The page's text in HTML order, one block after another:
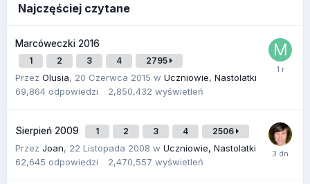
Najczęściej czytane
Marcóweczki 2016
1 2 3 4 2795
Przez Olusia, 20 Czerwca 2015 w Uczniowie, Nastolatki
69,864 odpowiedzi 2,850,432 wyświetleń
Sierpień 2009 1 2 3 4 2506
Przez Joan, 22 Listopada 2008 w Uczniowie, Nastolatki
62,645 odpowiedzi 2,470,557 wyświetleń